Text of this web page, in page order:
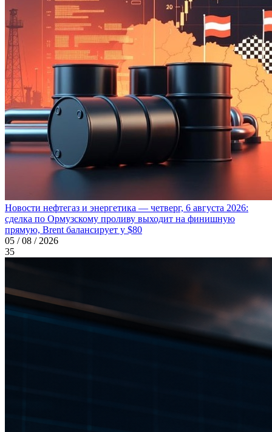
Новости нефтегаз и энергетика — четверг, 6 августа 2026:
сделка по Ормузскому проливу выходит на финишную
прямую, Brent балансирует у $80
05 / 08 / 2026
35